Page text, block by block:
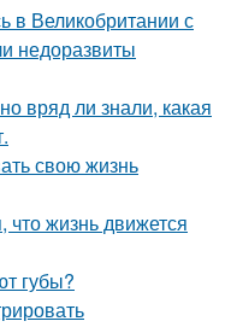
в Великобритании с
недоразвиты
вряд ли знали, какая
свою жизнь
жизнь движется
губы?